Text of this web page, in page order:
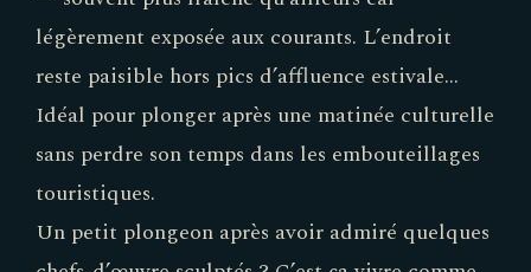
légèrement exposée aux courants. L’endroit
reste paisible hors pics d’affluence estivale…
Idéal pour plonger après une matinée culturelle
sans perdre son temps dans les embouteillages
touristiques.
Un petit plongeon après avoir admiré quelques